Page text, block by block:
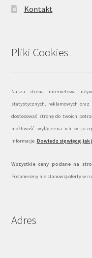
Kontakt
Pliki Cookies
Nasza strona internetowa
statystycznych, reklamowych
dostosować stronę do twoich
możliwość wyłączenia ich w
informacje. Dowiedz się więcej jak
Wszystkie ceny podane na
Podane ceny nie stanowią oferty w
Adres